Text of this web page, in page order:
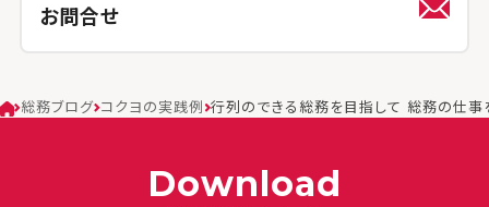
お問合せ
総務ブログ コクヨの実践例 行列のできる総務を目指して 総務の仕事
Download